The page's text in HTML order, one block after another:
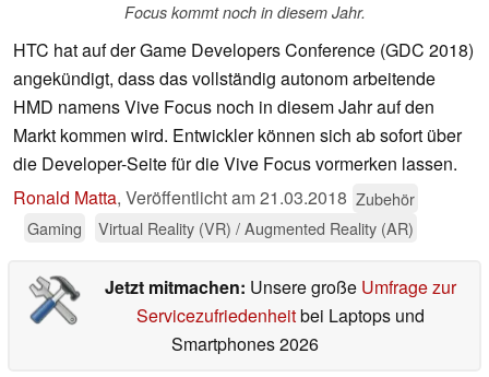
Focus kommt noch in diesem Jahr.
HTC hat auf der Game Developers Conference (GDC 2018)
angekündigt, dass das vollständig autonom arbeitende
HMD namens Vive Focus noch in diesem Jahr auf den
Markt kommen wird. Entwickler können sich ab sofort über
die Developer-Seite für die Vive Focus vormerken lassen.
Ronald Matta, Veröffentlicht am21.03.2018 Zubehör
Gaming
Virtual Reality (VR) / Augmented Reality (AR)
Jetzt mitmachen: Unsere große Umfrage zur
Servicezufriedenheitbei Laptops und
Smartphones 2026